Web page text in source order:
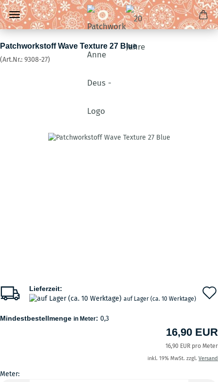
Patchworkstoff Wave Texture 27 Blue
(Art.Nr.: 9308-27)
Lieferzeit:
auf Lager (ca. 10 Werktage)
Mindestbestellmenge in Meter: 0,3
16,90 EUR
16,90 EUR pro Meter
inkl. 19% MwSt. zzgl. Versand
Meter: